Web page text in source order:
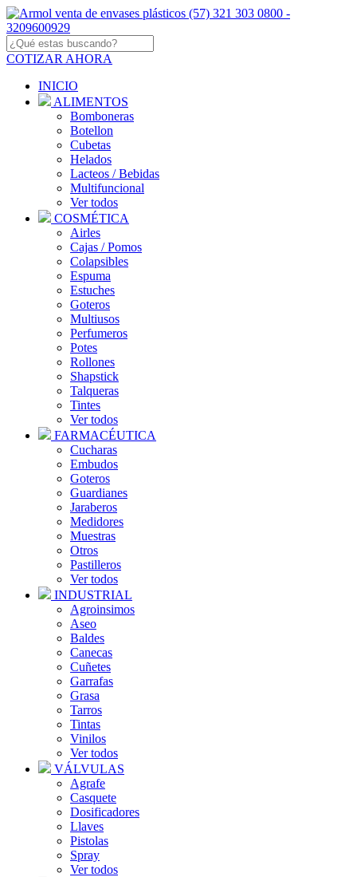
COTIZAR AHORA
INICIO
ALIMENTOS
Bomboneras
Botellon
Cubetas
Helados
Lacteos / Bebidas
Multifuncional
Ver todos
COSMÉTICA
Airles
Cajas / Pomos
Colapsibles
Espuma
Estuches
Goteros
Multiusos
Perfumeros
Potes
Rollones
Shapstick
Talqueras
Tintes
Ver todos
FARMACÉUTICA
Cucharas
Embudos
Goteros
Guardianes
Jaraberos
Medidores
Muestras
Otros
Pastilleros
Ver todos
INDUSTRIAL
Agroinsimos
Aseo
Baldes
Canecas
Cuñetes
Garrafas
Grasa
Tarros
Tintas
Vinilos
Ver todos
VÁLVULAS
Agrafe
Casquete
Dosificadores
Llaves
Pistolas
Spray
Ver todos